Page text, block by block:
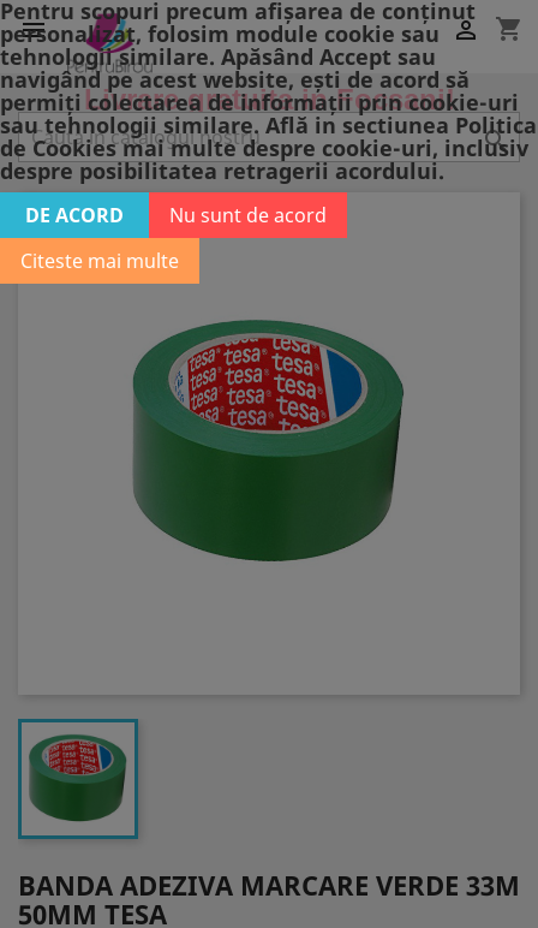
 shopping_cart

Livrare gratuita in Focsani!

BANDA ADEZIVA MARCARE VERDE 33M
50MM TESA
Pentru scopuri precum afișarea de conținut
personalizat, folosim module cookie sau
tehnologii similare. Apăsând Accept sau
navigând pe acest website, ești de acord să
permiți colectarea de informații prin cookie-uri
sau tehnologii similare. Află in sectiunea Politica
de Cookies mai multe despre cookie-uri, inclusiv
despre posibilitatea retragerii acordului.
DE ACORD
Nu sunt de acord
Citeste mai multe